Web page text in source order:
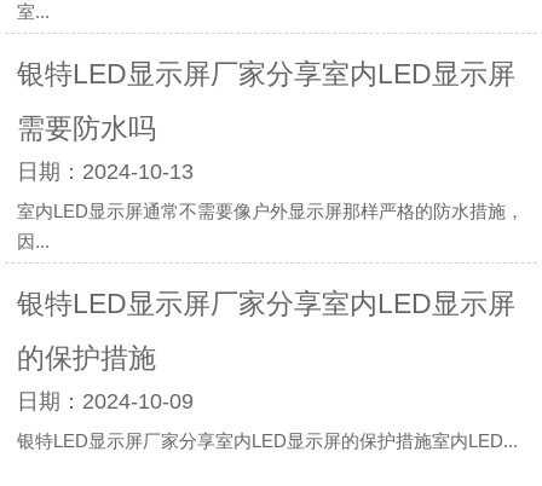
室...
银特LED显示屏厂家分享室内LED显示屏
需要防水吗
日期：2024-10-13
室内LED显示屏通常不需要像户外显示屏那样严格的防水措施，
因...
银特LED显示屏厂家分享室内LED显示屏
的保护措施
日期：2024-10-09
银特LED显示屏厂家分享室内LED显示屏的保护措施室内LED...